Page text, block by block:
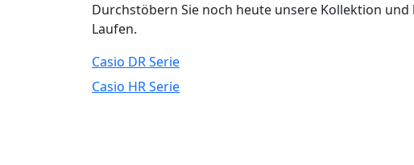
Durchstöbern Sie noch heute unsere Kollektion
Laufen.
Casio DR Serie
Casio HR Serie